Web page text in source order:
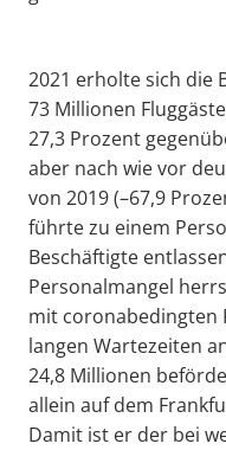
2021 erholte sich die
73 Millionen
27,3 Prozent
aber nach wie vor
von 2019 (–67,9
führte zu einem
Beschäftigte
Personalmangel
mit coronabedingten
langen Wartezeiten
24,8 Millionen
allein auf dem
Damit ist er der bei